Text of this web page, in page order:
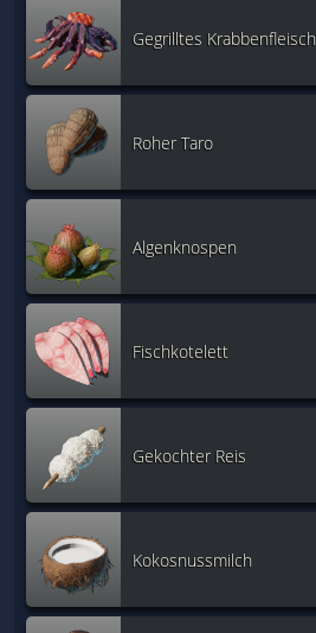
Gegrilltes Krabbenfleisch
Roher Taro
Algenknospen
Fischkotelett
Gekochter Reis
Kokosnussmilch